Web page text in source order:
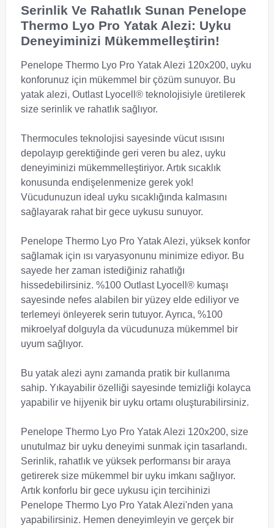
Serinlik Ve Rahatlık Sunan Penelope
Thermo Lyo Pro Yatak Alezi: Uyku
Deneyiminizi Mükemmelleştirin!
Penelope Thermo Lyo Pro Yatak Alezi 120x200, uyku
konforunuz için mükemmel bir çözüm sunuyor. Bu
yatak alezi, Outlast Lyocell® teknolojisiyle üretilerek
size serinlik ve rahatlık sağlıyor.
Thermocules teknolojisi sayesinde vücut ısısını
depolayıp gerektiğinde geri veren bu alez, uyku
deneyiminizi mükemmelleştiriyor. Artık sıcaklık
konusunda endişelenmenize gerek yok!
Vücudunuzun ideal uyku sıcaklığında kalmasını
sağlayarak rahat bir gece uykusu sunuyor.
Penelope Thermo Lyo Pro Yatak Alezi, yüksek konfor
sağlamak için ısı varyasyonunu minimize ediyor. Bu
sayede her zaman istediğiniz rahatlığı
hissedebilirsiniz. %100 Outlast Lyocell® kumaşı
sayesinde nefes alabilen bir yüzey elde ediliyor ve
terlemeyi önleyerek serin tutuyor. Ayrıca, %100
mikroelyaf dolguyla da vücudunuza mükemmel bir
uyum sağlıyor.
Bu yatak alezi aynı zamanda pratik bir kullanıma
sahip. Yıkayabilir özelliği sayesinde temizliği kolayca
yapabilir ve hijyenik bir uyku ortamı oluşturabilirsiniz.
Penelope Thermo Lyo Pro Yatak Alezi 120x200, size
unutulmaz bir uyku deneyimi sunmak için tasarlandı.
Serinlik, rahatlık ve yüksek performansı bir araya
getirerek size mükemmel bir uyku imkanı sağlıyor.
Artık konforlu bir gece uykusu için tercihinizi
Penelope Thermo Lyo Pro Yatak Alezi'nden yana
yapabilirsiniz. Hemen deneyimleyin ve gerçek bir